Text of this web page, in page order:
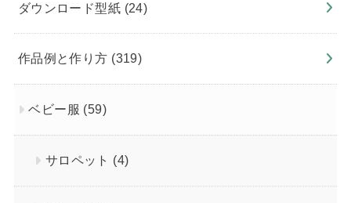
ダウンロード型紙 (24)
作品例と作り方 (319)
ベビー服 (59)
サロペット (4)